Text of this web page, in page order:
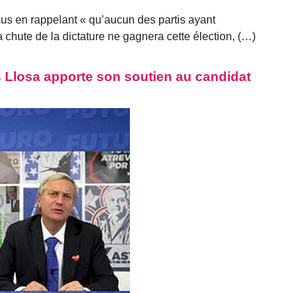
en rappelant « qu’aucun des partis ayant
chute de la dictature ne gagnera cette élection, (…)
Llosa apporte son soutien au candidat